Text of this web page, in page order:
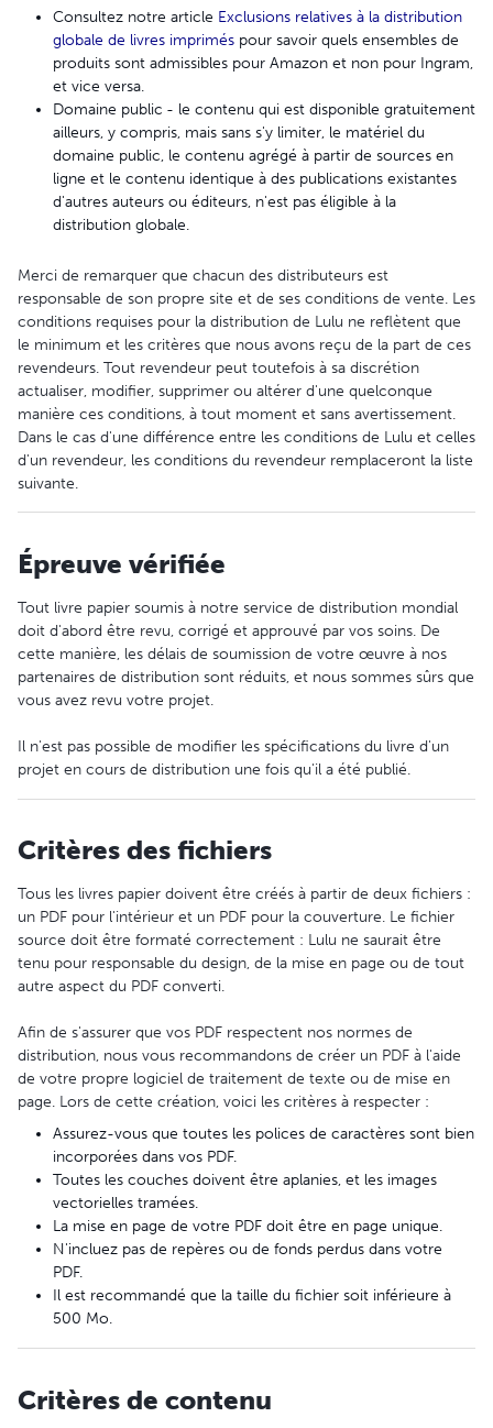
Consultez notre article Exclusions relatives à la distribution
globale de livres imprimés pour savoir quels ensembles de
produits sont admissibles pour Amazon et non pour Ingram,
et vice versa.
Domaine public - le contenu qui est disponible gratuitement
ailleurs, y compris, mais sans s'y limiter, le matériel du
domaine public, le contenu agrégé à partir de sources en
ligne et le contenu identique à des publications existantes
d'autres auteurs ou éditeurs, n'est pas éligible à la
distribution globale.
Merci de remarquer que chacun des distributeurs est
responsable de son propre site et de ses conditions de vente. Les
conditions requises pour la distribution de Lulu ne reflètent que
le minimum et les critères que nous avons reçu de la part de ces
revendeurs. Tout revendeur peut toutefois à sa discrétion
actualiser, modifier, supprimer ou altérer d'une quelconque
manière ces conditions, à tout moment et sans avertissement.
Dans le cas d'une différence entre les conditions de Lulu et celles
d'un revendeur, les conditions du revendeur remplaceront la liste
suivante.
Épreuve vérifiée
Tout livre papier soumis à notre service de distribution mondial
doit d'abord être revu, corrigé et approuvé par vos soins. De
cette manière, les délais de soumission de votre œuvre à nos
partenaires de distribution sont réduits, et nous sommes sûrs que
vous avez revu votre projet.
Il n'est pas possible de modifier les spécifications du livre d'un
projet en cours de distribution une fois qu'il a été publié.
Critères des fichiers
Tous les livres papier doivent être créés à partir de deux fichiers :
un PDF pour l'intérieur et un PDF pour la couverture. Le fichier
source doit être formaté correctement : Lulu ne saurait être
tenu pour responsable du design, de la mise en page ou de tout
autre aspect du PDF converti.
Afin de s'assurer que vos PDF respectent nos normes de
distribution, nous vous recommandons de créer un PDF à l'aide
de votre propre logiciel de traitement de texte ou de mise en
page. Lors de cette création, voici les critères à respecter :
Assurez-vous que toutes les polices de caractères sont bien
incorporées dans vos PDF.
Toutes les couches doivent être aplanies, et les images
vectorielles tramées.
La mise en page de votre PDF doit être en page unique.
N'incluez pas de repères ou de fonds perdus dans votre
PDF.
Il est recommandé que la taille du fichier soit inférieure à
500 Mo.
Critères de contenu